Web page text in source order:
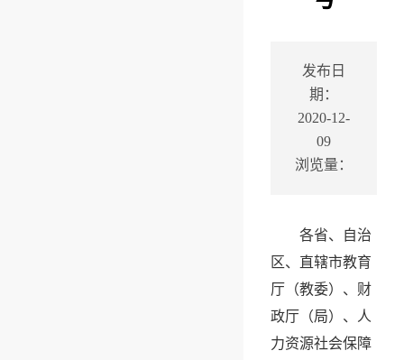
发布日
期：
2020-12-
09
浏览量：
各省、自治
区、直辖市教育
厅（教委）、财
政厅（局）、人
力资源社会保障